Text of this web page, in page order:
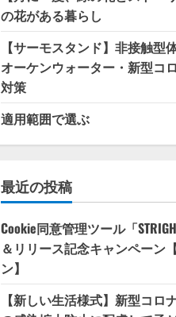
の花がある暮らし
【サーモスタンド】非接触型
オーケンウォーター・新型コ
対策
適用範囲で選ぶ
最近の投稿
Cookie同意管理ツール「
＆リリース記念キャンペーン
ン】
【新しい生活様式】新型コロ